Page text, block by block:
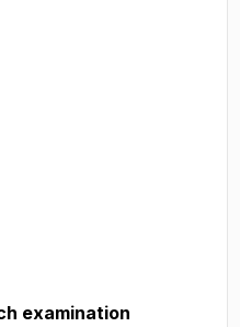
examination